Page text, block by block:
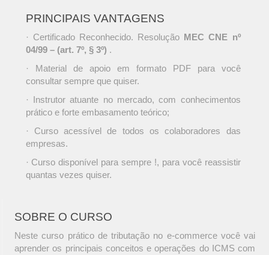
PRINCIPAIS VANTAGENS
· Certificado Reconhecido. Resolução MEC CNE nº
04/99 – (art. 7º, § 3º) .
· Material de apoio em formato PDF para você
consultar sempre que quiser.
· Instrutor atuante no mercado, com conhecimentos
prático e forte embasamento teórico;
· Curso acessível de todos os colaboradores das
empresas.
· Curso disponível para sempre !, para você reassistir
quantas vezes quiser.
SOBRE O CURSO
Neste curso prático de tributação no e-commerce você vai
aprender os principais conceitos e operações do ICMS com